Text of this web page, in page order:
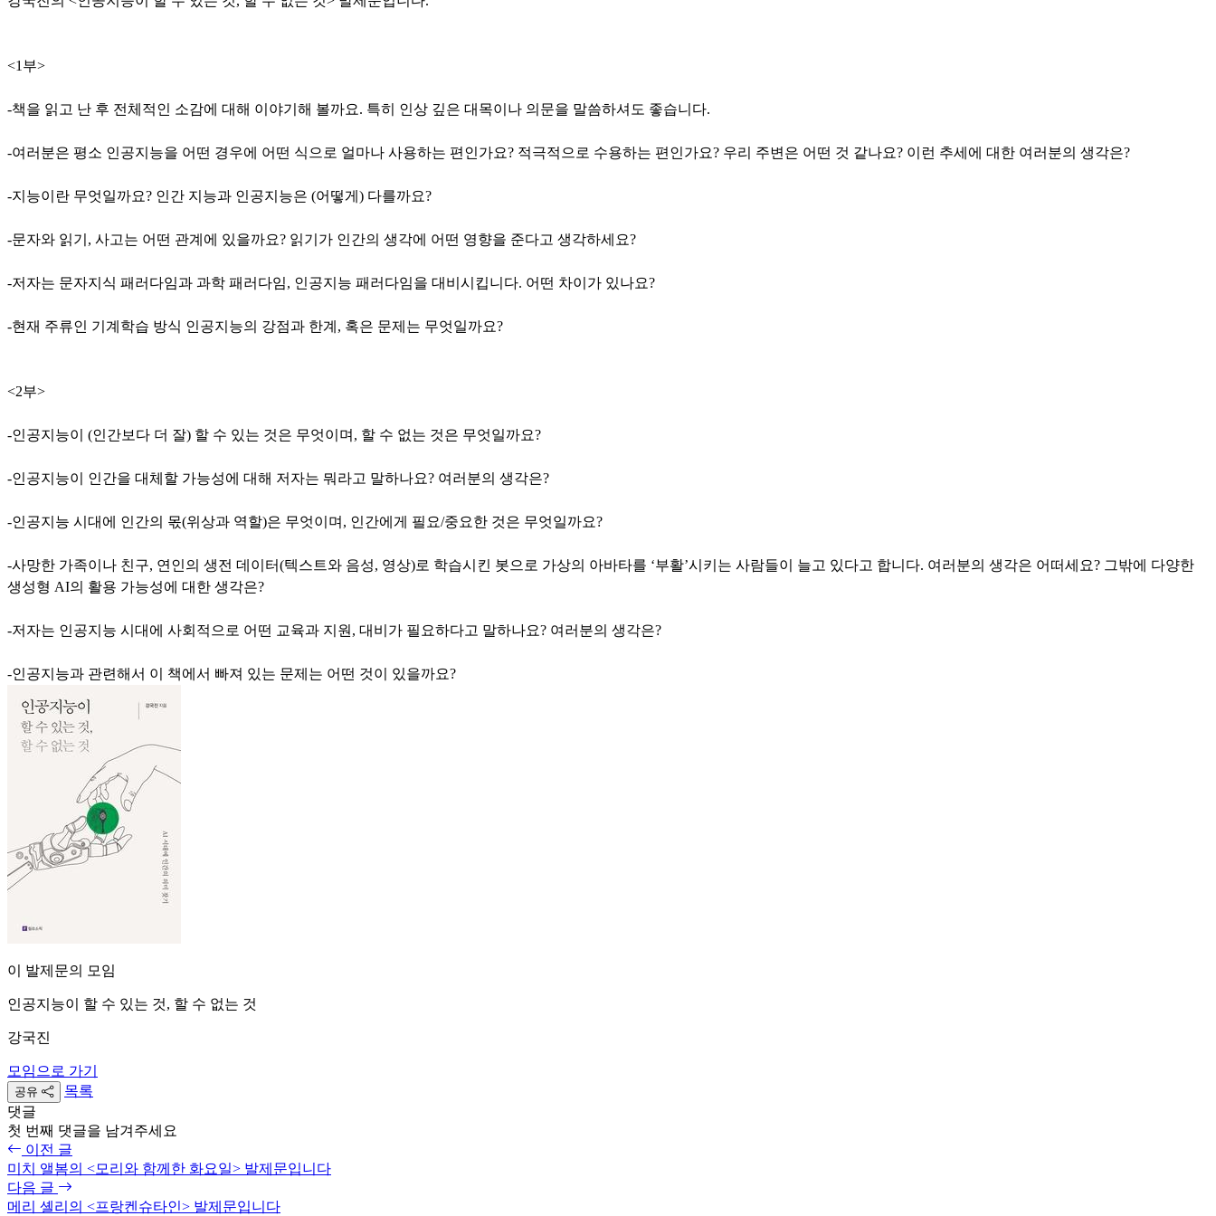
<1부>
-책을 읽고 난 후 전체적인 소감에 대해 이야기해 볼까요. 특히 인상 깊은 대목이나 의문을 말씀하셔도 좋습니다.
-여러분은 평소 인공지능을 어떤 경우에 어떤 식으로 얼마나 사용하는 편인가요? 적극적으로 수용하는 편인가요? 우리 주변은 어떤 것 같나요? 이런 추세에 대한 여러분의 생각은?
-지능이란 무엇일까요? 인간 지능과 인공지능은 (어떻게) 다를까요?
-문자와 읽기, 사고는 어떤 관계에 있을까요? 읽기가 인간의 생각에 어떤 영향을 준다고 생각하세요?
-저자는 문자지식 패러다임과 과학 패러다임, 인공지능 패러다임을 대비시킵니다. 어떤 차이가 있나요?
-현재 주류인 기계학습 방식 인공지능의 강점과 한계, 혹은 문제는 무엇일까요?
<2부>
-인공지능이 (인간보다 더 잘) 할 수 있는 것은 무엇이며, 할 수 없는 것은 무엇일까요?
-인공지능이 인간을 대체할 가능성에 대해 저자는 뭐라고 말하나요? 여러분의 생각은?
-인공지능 시대에 인간의 몫(위상과 역할)은 무엇이며, 인간에게 필요/중요한 것은 무엇일까요?
-사망한 가족이나 친구, 연인의 생전 데이터(텍스트와 음성, 영상)로 학습시킨 봇으로 가상의 아바타를 ‘부활’시키는 사람들이 늘고 있다고 합니다. 여러분의 생각은 어떠세요? 그밖에 다양한
생성형 AI의 활용 가능성에 대한 생각은?
-저자는 인공지능 시대에 사회적으로 어떤 교육과 지원, 대비가 필요하다고 말하나요? 여러분의 생각은?
-인공지능과 관련해서 이 책에서 빠져 있는 문제는 어떤 것이 있을까요?
이 발제문의 모임
인공지능이 할 수 있는 것, 할 수 없는 것
강국진
모임으로 가기
공유
목록
댓글
첫 번째 댓글을 남겨주세요
이전 글
미치 앨봄의 <모리와 함께한 화요일> 발제문입니다
다음 글
메리 셸리의 <프랑켄슈타인> 발제문입니다